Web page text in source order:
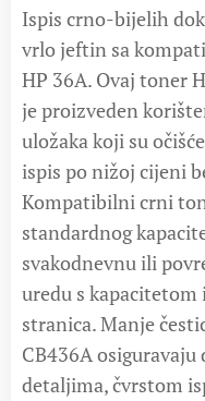
Ispis crno-bijelih
vrlo jeftin sa
HP 36A. Ovaj toner
je proizveden
uložaka koji su
ispis po nižoj cijeni
Kompatibilni crni
standardnog
svakodnevnu ili
uredu s
stranica. Manje
CB436A
detaljima, čvrstom